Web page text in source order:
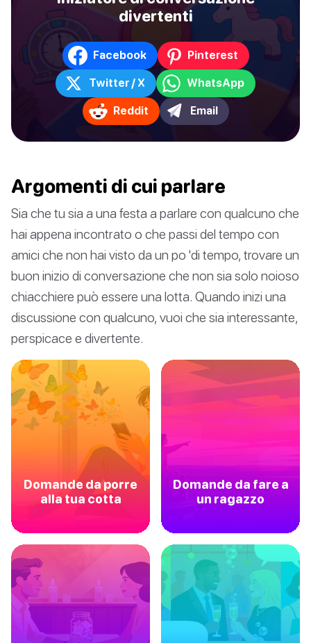
divertenti
Facebook Pinterest
Twitter / X WhatsApp
Reddit Email
Argomenti di cui parlare
Sia che tu sia a una festa a parlare con qualcuno che
hai appena incontrato o che passi del tempo con
amici che non hai visto da un po 'di tempo, trovare un
buon inizio di conversazione che non sia solo noioso
chiacchiere può essere una lotta. Quando inizi una
discussione con qualcuno, vuoi che sia interessante,
perspicace e divertente.
Domande da porre
alla tua cotta
Domande da fare a
un ragazzo